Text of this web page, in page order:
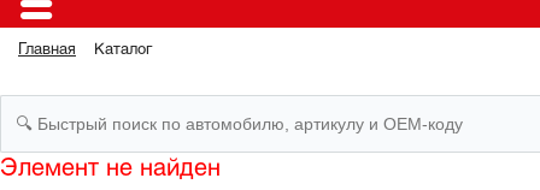
Главная Каталог
Элемент не найден